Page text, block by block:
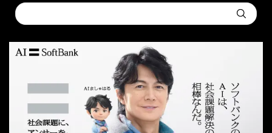
Conduct
a
Submit